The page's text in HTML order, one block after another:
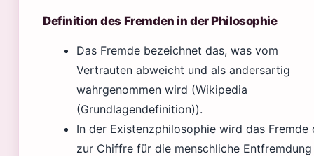
Definition des Fremden in der Philosophie
Das Fremde bezeichnet das, was vom
Vertrauten abweicht und als andersartig
wahrgenommen wird (Wikipedia
(Grundlagendefinition)).
In der Existenzphilosophie wird das Fremde
zur Chiffre für die menschliche